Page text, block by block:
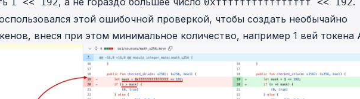
этой ошибочной проверкой, чтобы создать необычайно
внеся при этом минимальное количество, например 1 вей токена